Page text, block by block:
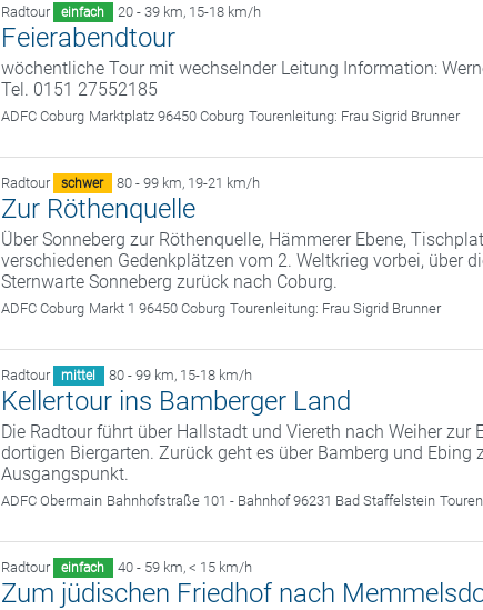
Radtour einfach 20 - 39 km, 15-18 km/h
Feierabendtour
wöchentliche Tour mit wechselnder Leitung Information:
Tel. 0151 27552185
ADFC Coburg Marktplatz 96450 Coburg Tourenleitung: Frau Sigrid Brunner
Radtour schwer 80 - 99 km, 19-21 km/h
Zur Röthenquelle
Über Sonneberg zur Röthenquelle, Hämmerer Ebene,
verschiedenen Gedenkplätzen vom 2. Weltkrieg vorbei, über
Sternwarte Sonneberg zurück nach Coburg.
ADFC Coburg Markt 1 96450 Coburg Tourenleitung: Frau Sigrid Brunner
Radtour mittel 80 - 99 km, 15-18 km/h
Kellertour ins Bamberger Land
Die Radtour führt über Hallstadt und Viereth nach Weiher zur
dortigen Biergarten. Zurück geht es über Bamberg und Ebing
Ausgangspunkt.
ADFC Obermain Bahnhofstraße 101 - Bahnhof 96231 Bad Staffelstein
Radtour einfach 40 - 59 km, < 15 km/h
Zum jüdischen Friedhof nach